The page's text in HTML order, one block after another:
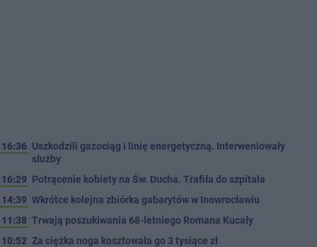
16:36 Uszkodzili gazociąg i linię energetyczną. Interweniowały
służby
16:29 Potrącenie kobiety na Św. Ducha. Trafiła do szpitala
14:39 Wkrótce kolejna zbiórka gabarytów w Inowrocławiu
11:38 Trwają poszukiwania 68-letniego Romana Kucały
10:52 Za ciężka noga kosztowała go 3 tysiące zł